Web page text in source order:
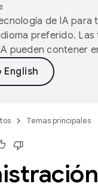
de IA para
preferido. Las
pueden contener
Temas principales